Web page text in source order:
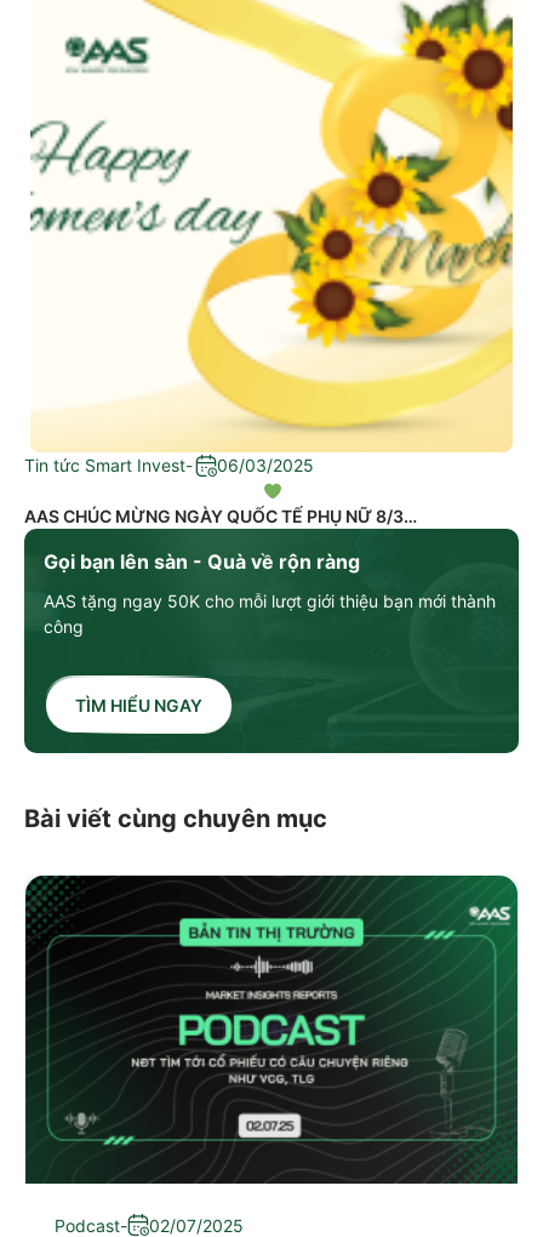
Gọi bạn lên sàn - Quà về rộn ràng
AAS tặng ngay 50K cho mỗi lượt giới thiệu bạn mới thành
công
TÌM HIỂU NGAY
Tin tức Smart Invest- 06/03/2025
AAS CHÚC MỪNG NGÀY QUỐC TẾ PHỤ NỮ 8/3
Bài viết cùng chuyên mục
Podcast- 02/07/2025